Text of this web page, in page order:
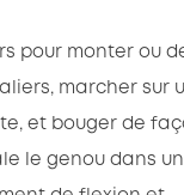
pour monter ou
marcher sur
et bouger de
le genou dans un